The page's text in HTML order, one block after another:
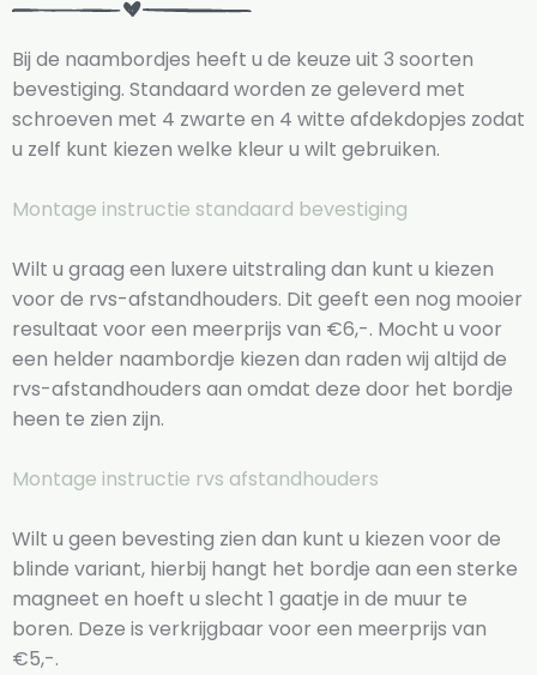
Bij de naambordjes heeft u de keuze uit 3 soorten
bevestiging. Standaard worden ze geleverd met
schroeven met 4 zwarte en 4 witte afdekdopjes zodat
u zelf kunt kiezen welke kleur u wilt gebruiken.
Montage instructie standaard bevestiging
Wilt u graag een luxere uitstraling dan kunt u kiezen
voor de rvs-afstandhouders. Dit geeft een nog mooier
resultaat voor een meerprijs van €6,-. Mocht u voor
een helder naambordje kiezen dan raden wij altijd de
rvs-afstandhouders aan omdat deze door het bordje
heen te zien zijn.
Montage instructie rvs afstandhouders
Wilt u geen bevesting zien dan kunt u kiezen voor de
blinde variant, hierbij hangt het bordje aan een sterke
magneet en hoeft u slecht 1 gaatje in de muur te
boren. Deze is verkrijgbaar voor een meerprijs van
€5,-.